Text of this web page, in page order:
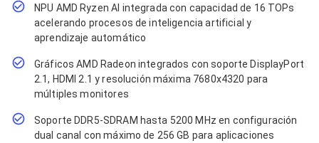
Probadores de Cable
Cortadoras de Cable
Protectores para Cables
Bobinas
Cableado Estructurado
Sujetadores de Cables
Cinchos
Adaptadores
Adaptadores PC
NPU AMD Ryzen AI integrada con capacidad de 16 TOPs
acelerando procesos de inteligencia artificial y
aprendizaje automático
Gráficos AMD Radeon integrados con soporte DisplayPort
2.1, HDMI 2.1 y resolución máxima 7680x4320 para
múltiples monitores
Soporte DDR5-SDRAM hasta 5200 MHz en configuración
dual canal con máximo de 256 GB para aplicaciones